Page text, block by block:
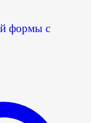
формы с